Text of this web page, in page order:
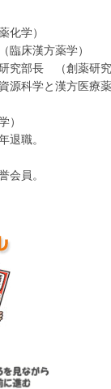
化学）
床漢方薬学）
究部長 （創薬研
源科学と漢方医療薬
）
退職。
会員。